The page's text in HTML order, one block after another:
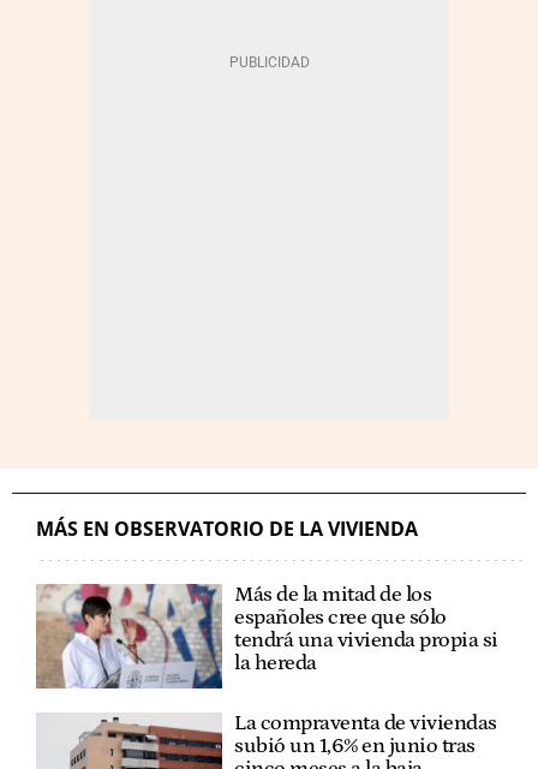
MÁS EN OBSERVATORIO DE LA VIVIENDA
Más de la mitad de los
españoles cree que sólo
tendrá una vivienda propia si
la hereda
La compraventa de viviendas
subió un 1,6% en junio tras